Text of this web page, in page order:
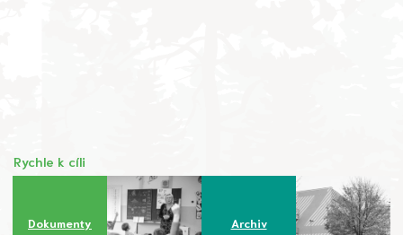
Rychle k cíli
Dokumenty Archiv